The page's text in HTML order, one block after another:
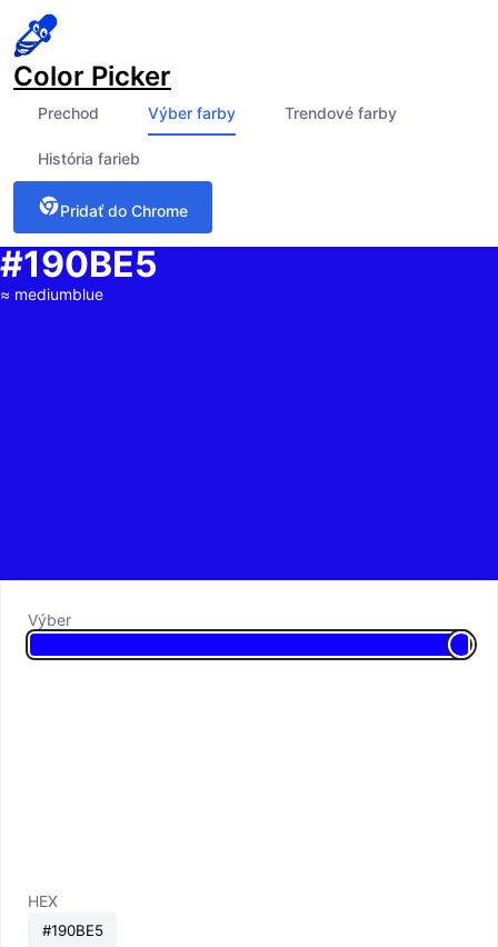
Color Picker
Prechod Výber farby Trendové farby
História farieb
Pridať do Chrome
#190BE5
≈ mediumblue
Výber
HEX